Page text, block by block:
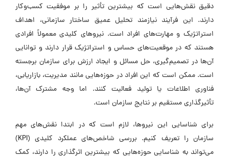
دقیق نقش‌هایی است که بیشترین تأثیر را بر موفقیت کسب‌وکار
دارند. این فرآیند نیازمند تحلیل عمیق ساختار سازمانی، اهداف
استراتژیک و مهارت‌های افراد است. نیرو‌های کلیدی معمولاً افرادی
هستند که در موقعیت‌های حساس و استراتژیک قرار دارند و توانایی
آن‌ها در تصمیم‌گیری، حل مسائل و ایجاد ارزش برای سازمان برجسته
است. ممکن است که این افراد در حوزه‌هایی مانند مدیریت، بازاریابی،
فناوری اطلاعات یا تولید فعالیت کنند. اما وجه مشترک آن‌ها،
تأثیرگذاری مستقیم بر نتایج سازمان است.
برای شناسایی این نیرو‌ها، لازم است که در ابتدا نقش‌های مهم
سازمان را تعریف کنیم. بررسی شاخص‌های عملکرد کلیدی (KPI)
می‌تواند به شناسایی حوزه‌هایی که بیشترین اثرگذاری را دارند، کمک